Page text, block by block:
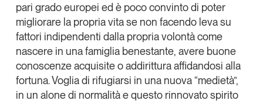
pari grado europei ed è poco convinto di poter
migliorare la propria vita se non facendo leva su
fattori indipendenti dalla propria volontà come
nascere in una famiglia benestante, avere buone
conoscenze acquisite o addirittura affidandosi alla
fortuna. Voglia di rifugiarsi in una nuova “medietà”,
in un alone di normalità e questo rinnovato spirito